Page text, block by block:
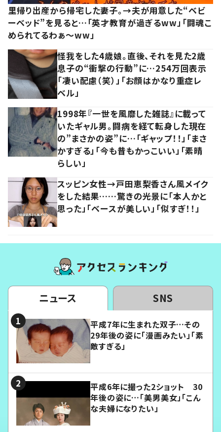
里帰り出産から帰宅した妻子。→夫が用意した“ベビ
ーベッド”を見ると…「英才教育が過ぎるww」「闘魂こ
められてるわぁ～ww」
怪我をした4歳娘。直後、それを見た2歳
息子の“衝撃の行動”に…254万回表示
「凄い配慮（笑）」「お顔はかなり重症レ
ベル」
1998年『一世を風靡した雑誌』に載って
いたギャル男。闘病を経て転身した現在
の”まさかの姿”に…「ギャップ！！」「まさ
かすぎる」「今も昔もかっこいい」「素晴
らしい」
スッピン女性→戸田恵梨香さん風メイク
をした結果……驚きの光景に「本人かと
思った」「ベースが美しい」「似すぎ！！」
ニュース SNS
平成7年に生まれた双子…その
29年後の姿に「漫画みたい」「素
敵すぎる」
平成6年に撮った2ショット 30
年後の姿に…「美男美女」「こん
な夫婦になりたい」